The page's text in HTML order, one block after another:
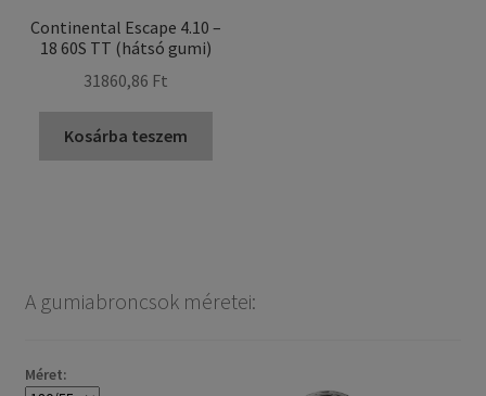
Continental Escape 4.10 –
18 60S TT (hátsó gumi)
31860,86 Ft
Kosárba teszem
A gumiabroncsok méretei:
Méret: